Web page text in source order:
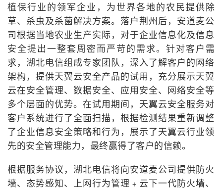
植保行业的领军企业，为世界各地的农民提供除
草、杀虫及杀菌解决方案。落户荆州后，安道麦公
司根据当地农业生产实际，对于企业信息化及信息
安全提出一整套周密而严苛的需求。针对客户需
求，湖北电信组成专家团队，深入了解客户的网络
架构，提供天翼云安全产品的试用，充分展示天翼
云在安全管理、数据安全、应用安全、网络安全等
多个层面的优势。在试用期间，天翼云安全服务对
客户系统进行了全面扫描，根据检测结果重新调整
了企业信息安全策略和行为，展示了天翼云行业领
先的安全管理能力，最终赢得了客户的信赖。
根据服务协议，湖北电信将向安道麦公司提供防火
墙、态势感知、上网行为管理﹢云下一代防火墙、